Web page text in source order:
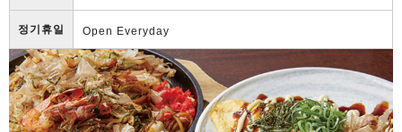
정기휴일 Open Everyday